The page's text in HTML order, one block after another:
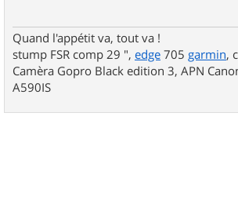
Quand l'appétit va, tout va !
stump FSR comp 29 ", edge 705 garmin,
Camèra Gopro Black edition 3, APN
A590IS